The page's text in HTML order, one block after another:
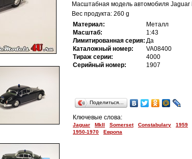
Масштабная модель автомобиля
Вес продукта: 260 g
Материал:
Металл
Масштаб:
1:43
Лимитированная серия: Да
Каталожный номер:
VA08400
Тираж серии:
4000
Серийный номер:
1907
Поделиться…
Ключевые слова:
Jaguar MkII Somerset Constabulary 1959
1950-1970
Европа